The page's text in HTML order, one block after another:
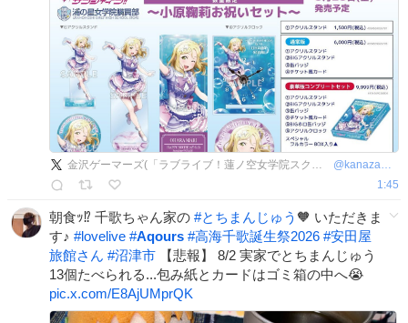
金沢ゲーマーズ(「ラブライブ！蓮ノ空女学院スクールアイドルクラブ」オフィシャルタイアップショップ） @ kanazawa_gema
1:45
朝食ｯ⁉️ 千歌ちゃん家の #とちまんじゅう 🧡 いただきま
す♪ #lovelive #Aqours #高海千歌誕生祭2026 #安田屋
旅館さん #沼津市 【悲報】 8/2 実家でとちまんじゅう
13個たべられる...包み紙とカードはゴミ箱の中へ😭
pic.x.com/E8AjUMprQK